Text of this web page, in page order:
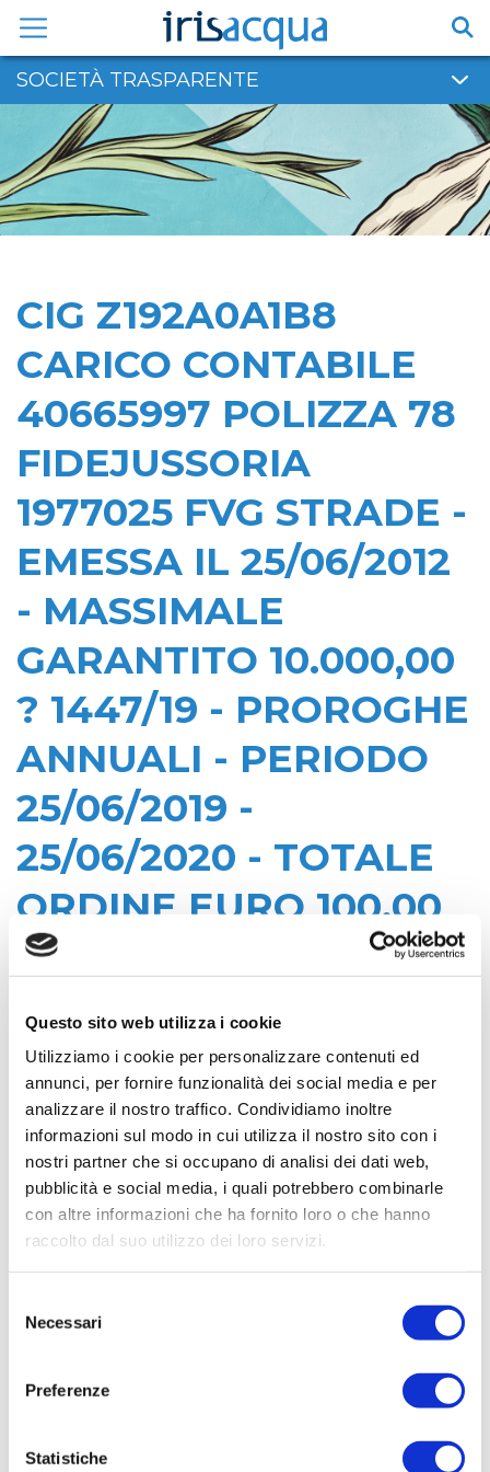
Questo sito web utilizza i cookie
Utilizziamo i cookie per personalizzare contenuti ed
annunci, per fornire funzionalità dei social media e per
analizzare il nostro traffico. Condividiamo inoltre
informazioni sul modo in cui utilizza il nostro sito con i
nostri partner che si occupano di analisi dei dati web,
pubblicità e social media, i quali potrebbero combinarle
con altre informazioni che ha fornito loro o che hanno
raccolto dal suo utilizzo dei loro servizi.
delNecessari
Preferenze
Statistiche
contenuto
SOCIETÀ TRASPARENTE
CIG Z192A0A1B8
CARICO CONTABILE
40665997 POLIZZA 78
FIDEJUSSORIA
1977025 FVG STRADE -
EMESSA IL 25/06/2012
- MASSIMALE
GARANTITO 10.000,00
? 1447/19 - PROROGHE
ANNUALI - PERIODO
25/06/2019 -
25/06/2020 - TOTALE
ORDINE EURO 100,00
Data di pubblicazione: 04/08/2020
CIG:
Struttura proponente:
'Irisacqua srl P.I./C.F. 01070220312. - Ufficio
Tecnico
Oggetto:
CIG Z192A0A1B8 CARICO CONTABILE 40665997
POLIZZA 78 FIDEJUSSORIA 1977025 FVG
STRADE - EMESSA IL 25/06/2012 - MASSIMALE
GARANTITO 10.000,00 ? 1447/19 - PROROGHE
TOTALE ORDINE EURO 100,00
Codice Fiscale:
Affidamento ai sensi del Regolamento Generale